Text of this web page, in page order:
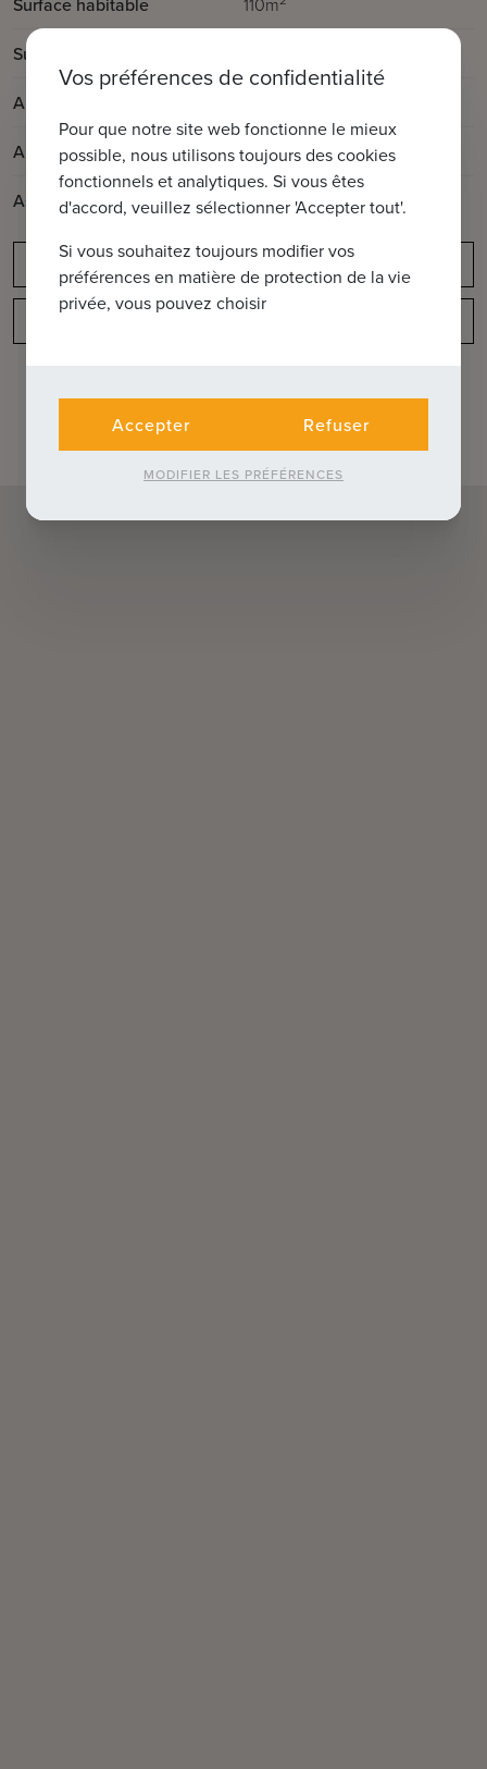
Surface de la terrasse
Année de construction
Année de rénovation 2024
Ascenseur disponible Oui
Obligation de déclaration
Vos préférences de confidentialité
Pour que notre site web fonctionne le mieux
possible, nous utilisons toujours des cookies
fonctionnels et analytiques. Si vous êtes
d'accord, veuillez sélectionner 'Accepter tout'.
Si vous souhaitez toujours modifier vos
préférences en matière de protection de la vie
privée, vous pouvez choisir
Accepter Refuser
MODIFIER LES PRÉFÉRENCES